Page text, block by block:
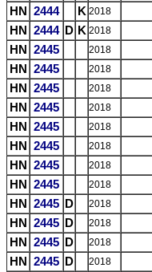
HN 2444 K 2018
HN 2444 D K 2018
HN 2445 2018
HN 2445 2018
HN 2445 2018
HN 2445 2018
HN 2445 2018
HN 2445 2018
HN 2445 2018
HN 2445 2018
HN 2445 D 2018
HN 2445 D 2018
HN 2445 D 2018
HN 2445 D 2018